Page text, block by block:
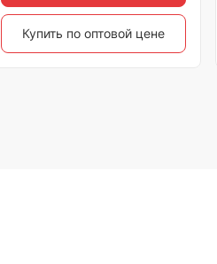
Купить по оптовой цене